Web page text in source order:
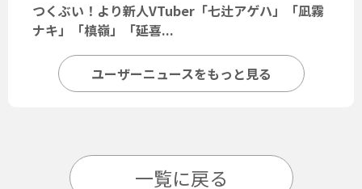
つくぶい！より新人VTuber「七辻アゲハ」「凪霧
ナキ」「槙嶺」「延喜...
ユーザーニュースをもっと見る
一覧に戻る